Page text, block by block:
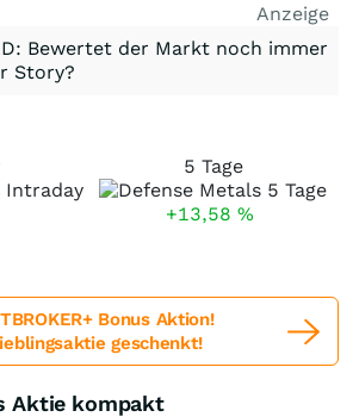
Anzeige
Bewertet der Markt noch immer
Story?
5 Tage
+13,58 %
Bonus Aktion!
geschenkt!
Aktie kompakt